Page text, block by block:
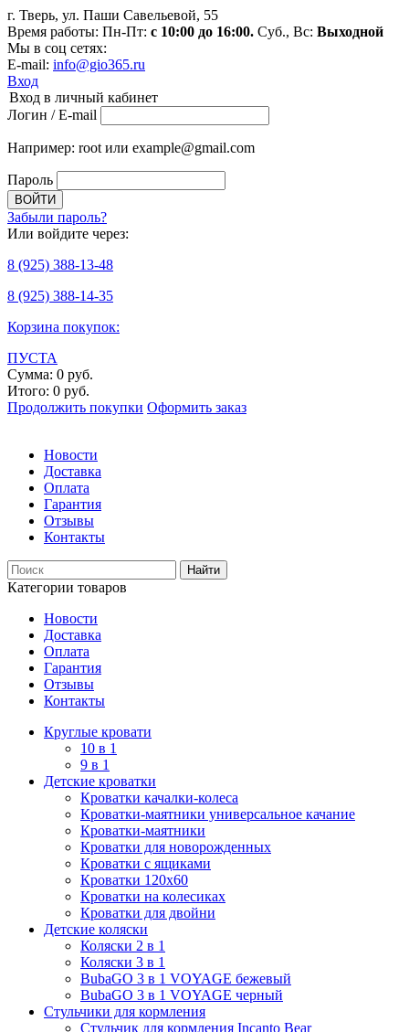
г. Тверь, ул. Паши Савельевой, 55
Время работы: Пн-Пт: с 10:00 до 16:00. Суб., Вс: Выходной
Мы в соц сетях:
E-mail: info@gio365.ru
Вход
Вход в личный кабинет
Логин / E-mail
Например: root или example@gmail.com
Пароль
Забыли пароль?
Или войдите через:
8 (925) 388-13-48
8 (925) 388-14-35
Корзина покупок:
ПУСТА
Сумма: 0 руб.
Итого: 0 руб.
Продолжить покупки Оформить заказ
Новости
Доставка
Оплата
Гарантия
Отзывы
Контакты
Категории товаров
Новости
Доставка
Оплата
Гарантия
Отзывы
Контакты
Круглые кровати
10 в 1
9 в 1
Детские кроватки
Кроватки качалки-колеса
Кроватки-маятники универсальное качание
Кроватки-маятники
Кроватки для новорожденных
Кроватки с ящиками
Кроватки 120х60
Кроватки на колесиках
Кроватки для двойни
Детские коляски
Коляски 2 в 1
Коляски 3 в 1
BubaGO 3 в 1 VOYAGE бежевый
BubaGO 3 в 1 VOYAGE черный
Стульчики для кормления
Стульчик для кормления Incanto Bear